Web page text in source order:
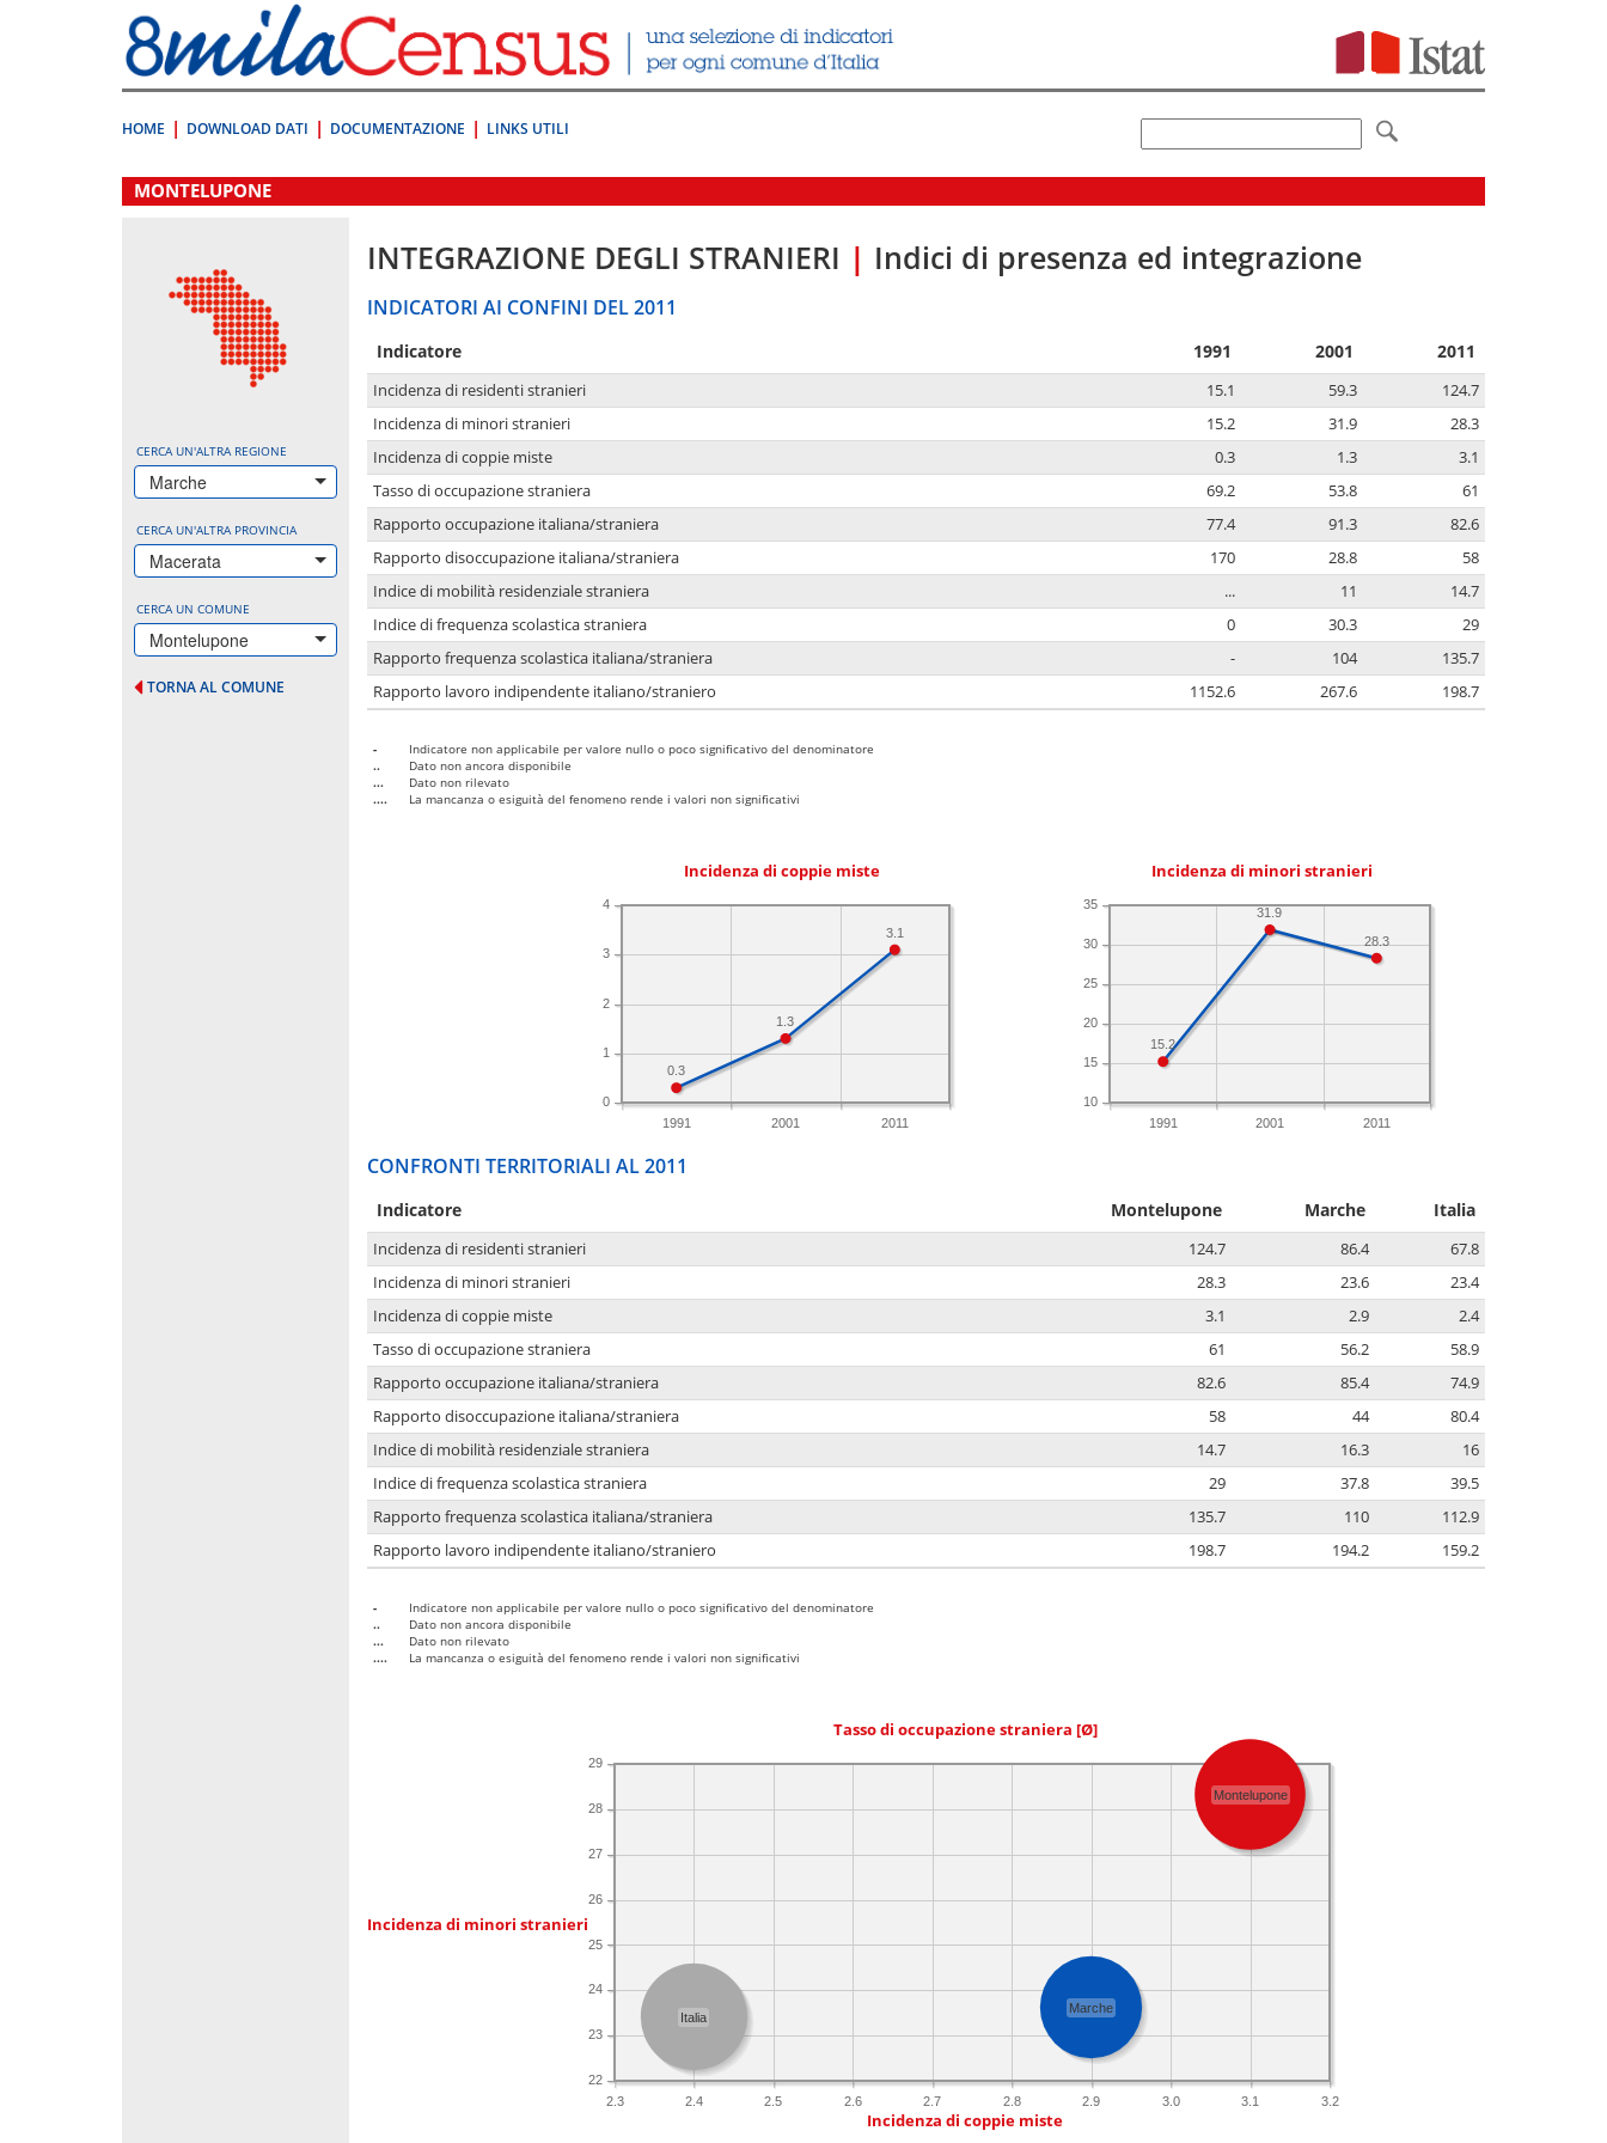
direttamente
a:
Contenuto
HOME DOWNLOAD DATI DOCUMENTAZIONE LINKS UTILI
.
MONTELUPONE
CERCA UN'ALTRA REGIONE
Marche
CERCA UN'ALTRA PROVINCIA
Macerata
CERCA UN COMUNE
Montelupone
TORNA AL COMUNE
INTEGRAZIONE DEGLI STRANIERI | Indici di presenza ed integrazione
INDICATORI AI CONFINI DEL 2011
Indicatore 1991 2001 2011
Incidenza di residenti stranieri 15.1 59.3
124.7
Incidenza di minori stranieri
15.2 31.9
28.3
Incidenza di coppie miste
0.3 1.3
3.1
Tasso di occupazione straniera
69.2 53.8
61
Rapporto occupazione italiana/straniera
77.4 91.3
82.6
Rapporto disoccupazione italiana/straniera
170 28.8
58
Indice di mobilità residenziale straniera
... 11
14.7
Indice di frequenza scolastica straniera
0 30.3
29
Rapporto frequenza scolastica italiana/straniera
- 104
135.7
Rapporto lavoro indipendente italiano/straniero
1152.6 267.6 198.7
-
Indicatore non applicabile per valore nullo o poco significativo del denominatore
..
Dato non ancora disponibile
...
Dato non rilevato
....
La mancanza o esiguità del fenomeno rende i valori non significativi
Incidenza di coppie miste
1991 2001 2011
0
1
2
3
4
3.1
1.3
0.3
Incidenza di minori stranieri
1991 2001 2011
10
15
20
25
30
35
28.3
31.9
15.2
CONFRONTI TERRITORIALI AL 2011
Indicatore Montelupone Marche Italia
Incidenza di residenti stranieri 124.7 86.4
67.8
Incidenza di minori stranieri
28.3 23.6
23.4
Incidenza di coppie miste
3.1 2.9
2.4
Tasso di occupazione straniera
61 56.2
58.9
Rapporto occupazione italiana/straniera
82.6 85.4
74.9
Rapporto disoccupazione italiana/straniera
58 44
80.4
Indice di mobilità residenziale straniera
14.7 16.3
16
Indice di frequenza scolastica straniera
29 37.8
39.5
Rapporto frequenza scolastica italiana/straniera
135.7 110
112.9
Rapporto lavoro indipendente italiano/straniero
198.7 194.2 159.2
-
Indicatore non applicabile per valore nullo o poco significativo del denominatore
..
Dato non ancora disponibile
...
Dato non rilevato
....
La mancanza o esiguità del fenomeno rende i valori non significativi
Tasso di occupazione straniera [Ø]
Incidenza di minori stranieri
2.3 2.4 2.5 2.6 2.7 2.8 2.9 3.0 3.1 3.2
22
23
24
25
26
27
28
29
Montelupone
Italia
Marche
Incidenza di coppie miste